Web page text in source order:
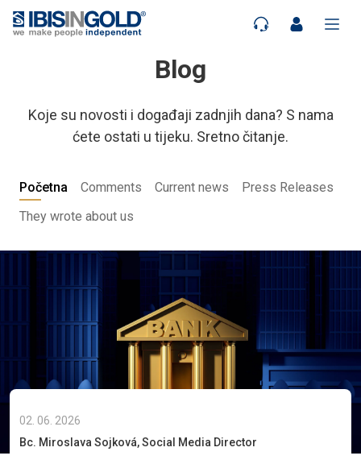
Blog
Koje su novosti i događaji zadnjih dana? S nama
ćete ostati u tijeku. Sretno čitanje.
Početna Comments Current news
Press Releases
They wrote about us
02. 06. 2026
Bc. Miroslava Sojková, Social Media Director